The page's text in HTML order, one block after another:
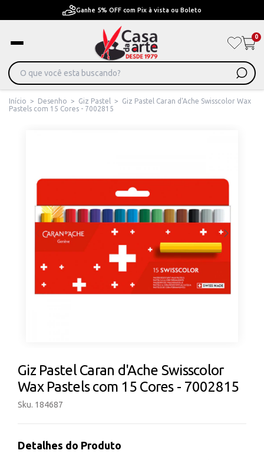
Ganhe 5% OFF com Pix à vista ou Boleto
0
Início > Desenho > Giz Pastel >
Giz Pastel Caran d'Ache Swisscolor Wax
Pastels com 15 Cores - 7002815
Giz Pastel Caran d'Ache Swisscolor
Wax Pastels com 15 Cores - 7002815
Sku. 184687
Detalhes do Produto